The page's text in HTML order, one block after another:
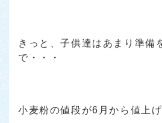
きっと、子供達はあまり準備
で・・・
小麦粉の値段が6月から値上げ